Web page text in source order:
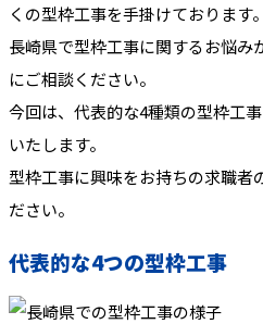
くの型枠工事を手掛けております。
長崎県で型枠工事に関するお悩み
にご相談ください。
今回は、代表的な4種類の型枠工
いたします。
型枠工事に興味をお持ちの求職者
ださい。
代表的な4つの型枠工事